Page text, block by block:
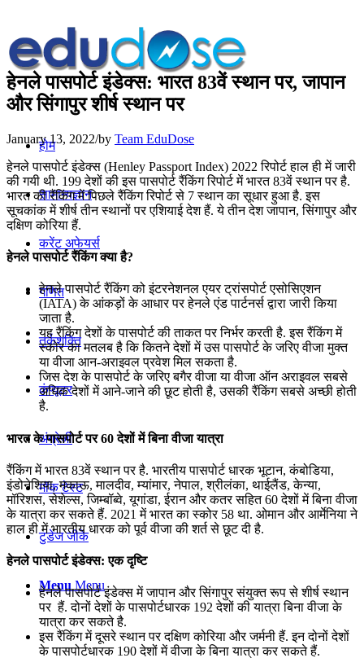
होम
सामान्यज्ञान
करेंट अफेयर्स
गणित
तर्कशक्ति
कंप्यूटर
अंग्रेजी
मॉक टेस्ट
टुडेज जीके
Menu Menu
हेनले पासपोर्ट इंडेक्‍स: भारत 83वें स्थान पर, जापान
और सिंगापुर शीर्ष स्थान पर
January 13, 2022/by Team EduDose
हेनले पासपोर्ट इंडेक्‍स (Henley Passport Index) 2022 रिपोर्ट हाल ही में जारी
की गयी थी. 199 देशों की इस पासपोर्ट रैंकिंग रिपोर्ट में भारत 83वें स्थान पर है.
भारत की रैंकिंग में पिछले रैंकिंग रिपोर्ट से 7 स्थान का सूधार हुआ है. इस
सूचकांक में शीर्ष तीन स्थानों पर एशियाई देश हैं. ये तीन देश जापान, सिंगापुर और
दक्षिण कोरिया हैं.
हेनले पासपोर्ट रैंकिंग क्या है?
हेनले पासपोर्ट रैंकिंग को इंटरनेशनल एयर ट्रांसपोर्ट एसोसिएशन
(IATA) के आंकड़ों के आधार पर हेनले एंड पार्टनर्स द्वारा जारी किया
जाता है.
यह रैंकिंग देशों के पासपोर्ट की ताकत पर निर्भर करती है. इस रैंकिंग में
स्कोर का मतलब है कि कितने देशों में उस पासपोर्ट के जरिए वीजा मुक्त
या वीजा आन-अराइवल प्रवेश मिल सकता है.
जिस देश के पासपोर्ट के जरिए बगैर वीजा या वीजा ऑन अराइवल सबसे
अधिक देशों में आने-जाने की छूट होती है, उसकी रैंकिंग सबसे अच्छी होती
है.
भारत के पासपोर्ट पर 60 देशों में बिना वीजा यात्रा
रैंकिंग में भारत 83वें स्थान पर है. भारतीय पासपोर्ट धारक भूटान, कंबोडिया,
इंडोनेशिया, मकाऊ, मालदीव, म्यांमार, नेपाल, श्रीलंका, थाईलैंड, केन्या,
मॉरिशस, सेशेल्स, जिम्बॉब्वे, यूगांडा, ईरान और कतर सहित 60 देशों में बिना वीजा
के यात्रा कर सकते हैं. 2021 में भारत का स्कोर 58 था. ओमान और आर्मेनिया ने
हाल ही में भारतीय धारक को पूर्व वीजा की शर्त से छूट दी है.
हेनले पासपोर्ट इंडेक्‍स: एक दृष्टि
हेनले पासपोर्ट इंडेक्‍स में जापान और सिंगापुर संयुक्त रूप से शीर्ष स्थान
पर हैं. दोनों देशों के पासपोर्टधारक 192 देशों की यात्रा बिना वीजा के
यात्रा कर सकते है.
इस रैंकिंग में दूसरे स्थान पर दक्षिण कोरिया और जर्मनी हैं. इन दोनों देशों
के पासपोर्टधारक 190 देशों में वीजा के बिना यात्रा कर सकते हैं.